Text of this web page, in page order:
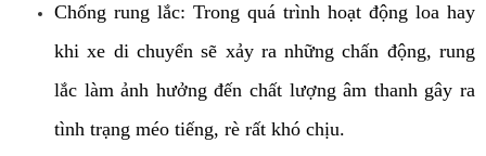
Chống rung lắc: Trong quá trình hoạt động loa hay
khi xe di chuyển sẽ xảy ra những chấn động, rung
lắc làm ảnh hưởng đến chất lượng âm thanh gây ra
tình trạng méo tiếng, rè rất khó chịu.